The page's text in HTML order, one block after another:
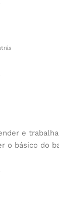
e
o básico do